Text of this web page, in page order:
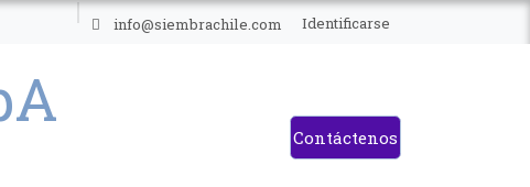
info@siembrachile.com Identificarse
Contáctenos